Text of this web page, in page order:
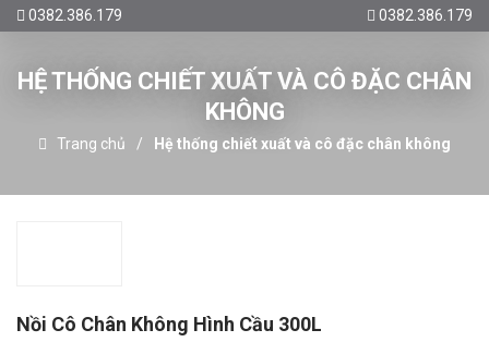
0382.386.179 0382.386.179
HỆ THỐNG CHIẾT XUẤT VÀ CÔ ĐẶC CHÂN
KHÔNG
Trang chủ Hệ thống chiết xuất và cô đặc chân không
Nồi Cô Chân Không Hình Cầu 300L